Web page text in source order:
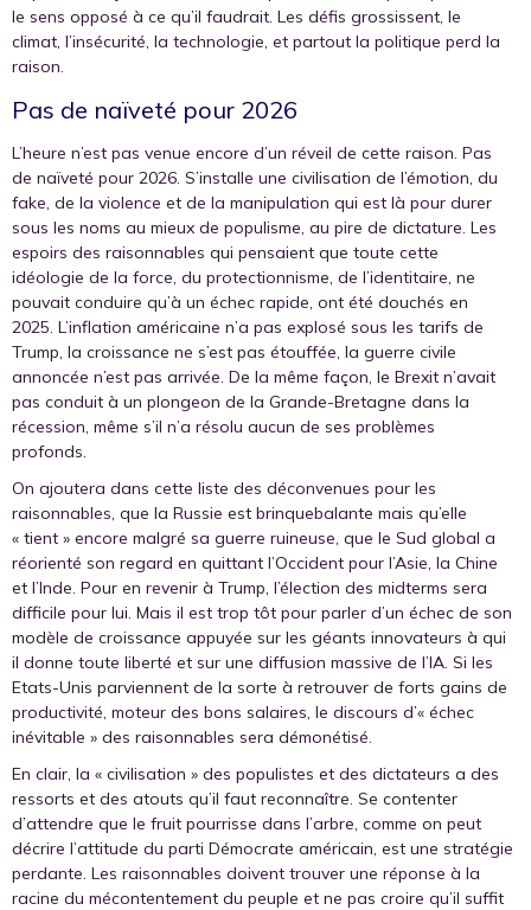
le sens opposé à ce qu’il faudrait. Les défis grossissent, le
climat, l’insécurité, la technologie, et partout la politique perd la
raison.
Pas de naïveté pour 2026
L’heure n’est pas venue encore d’un réveil de cette raison. Pas
de naïveté pour 2026. S’installe une civilisation de l’émotion, du
fake, de la violence et de la manipulation qui est là pour durer
sous les noms au mieux de populisme, au pire de dictature. Les
espoirs des raisonnables qui pensaient que toute cette
idéologie de la force, du protectionnisme, de l’identitaire, ne
pouvait conduire qu’à un échec rapide, ont été douchés en
2025. L’inflation américaine n’a pas explosé sous les tarifs de
Trump, la croissance ne s’est pas étouffée, la guerre civile
annoncée n’est pas arrivée. De la même façon, le Brexit n’avait
pas conduit à un plongeon de la Grande-Bretagne dans la
récession, même s’il n’a résolu aucun de ses problèmes
profonds.
On ajoutera dans cette liste des déconvenues pour les
raisonnables, que la Russie est brinquebalante mais qu’elle
« tient » encore malgré sa guerre ruineuse, que le Sud global a
réorienté son regard en quittant l’Occident pour l’Asie, la Chine
et l’Inde. Pour en revenir à Trump, l’élection des midterms sera
difficile pour lui. Mais il est trop tôt pour parler d’un échec de son
modèle de croissance appuyée sur les géants innovateurs à qui
il donne toute liberté et sur une diffusion massive de l’IA. Si les
Etats-Unis parviennent de la sorte à retrouver de forts gains de
productivité, moteur des bons salaires, le discours d’« échec
inévitable » des raisonnables sera démonétisé.
En clair, la « civilisation » des populistes et des dictateurs a des
ressorts et des atouts qu’il faut reconnaître. Se contenter
d’attendre que le fruit pourrisse dans l’arbre, comme on peut
décrire l’attitude du parti Démocrate américain, est une stratégie
perdante. Les raisonnables doivent trouver une réponse à la
racine du mécontentement du peuple et ne pas croire qu’il suffit